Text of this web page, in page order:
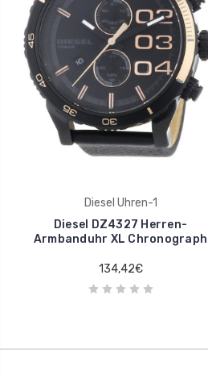
Diesel Uhren-1
Diesel DZ4327 Herren-
Armbanduhr XL Chronograph
134,42€